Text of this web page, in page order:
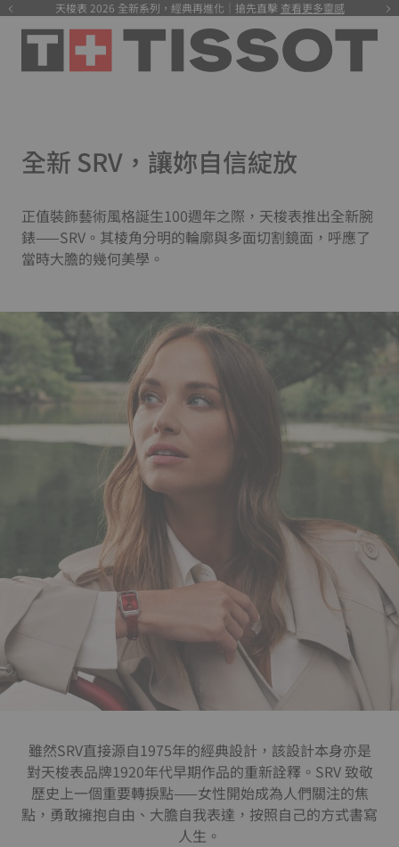
天梭表 2026 全新系列，經典再進化｜搶先直擊 查看更多靈感
全新 SRV，讓妳自信綻放
正值裝飾藝術風格誕生100週年之際，天梭表推出全新腕
錶——SRV。其棱角分明的輪廓與多面切割鏡面，呼應了
當時大膽的幾何美學。
雖然SRV直接源自1975年的經典設計，該設計本身亦是
對天梭表品牌1920年代早期作品的重新詮釋。SRV 致敬
歷史上一個重要轉捩點——女性開始成為人們關注的焦
點，勇敢擁抱自由、大膽自我表達，按照自己的方式書寫
人生。